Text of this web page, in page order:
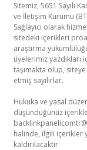
Sitemiz, 5651 Sayılı
ve İletişim Kurumu
Sağlayıcı olarak
sitedeki içerikleri
araştırma
üyelerimiz
taşımakta olup,
etmiş sayılırlar.
Hukuka ve yasal
düşündüğünüz
halinde, ilgili içerikler
kaldırılacaktır.